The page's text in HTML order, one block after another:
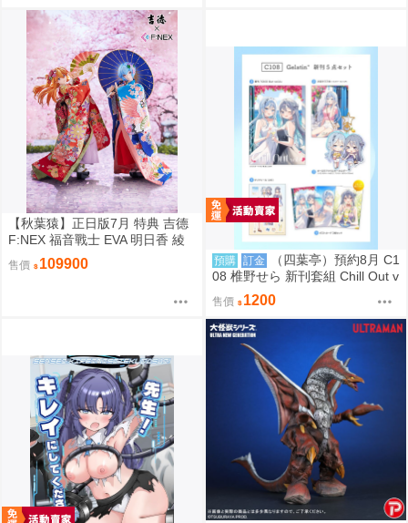
【秋葉猿】正日版7月 特典 吉德
F:NEX 福音戰士 EVA 明日香 綾
波零 日本人形 1/4 PVC 完成品
套組
售價 109900 預購 訂金
（四葉亭）預約8月 C1
08 椎野せら 新刊套組 Chill Out v
售價 1200